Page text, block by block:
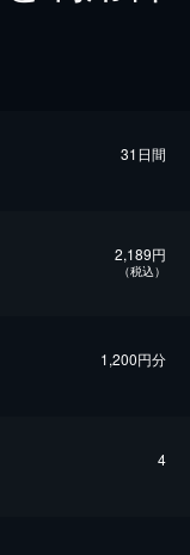
31日間
2,189円
（税込）
1,200円分
4